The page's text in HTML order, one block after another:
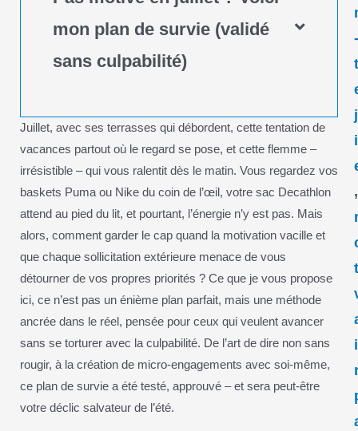
mon plan de survie (validé
sans culpabilité)
Juillet, avec ses terrasses qui débordent, cette tentation de
vacances partout où le regard se pose, et cette flemme –
irrésistible – qui vous ralentit dès le matin. Vous regardez vos
baskets Puma ou Nike du coin de l’œil, votre sac Decathlon
attend au pied du lit, et pourtant, l’énergie n’y est pas. Mais
alors, comment garder le cap quand la motivation vacille et
que chaque sollicitation extérieure menace de vous
détourner de vos propres priorités ? Ce que je vous propose
ici, ce n’est pas un énième plan parfait, mais une méthode
ancrée dans le réel, pensée pour ceux qui veulent avancer
sans se torturer avec la culpabilité. De l’art de dire non sans
rougir, à la création de micro-engagements avec soi-même,
ce plan de survie a été testé, approuvé – et sera peut-être
votre déclic salvateur de l’été.
,